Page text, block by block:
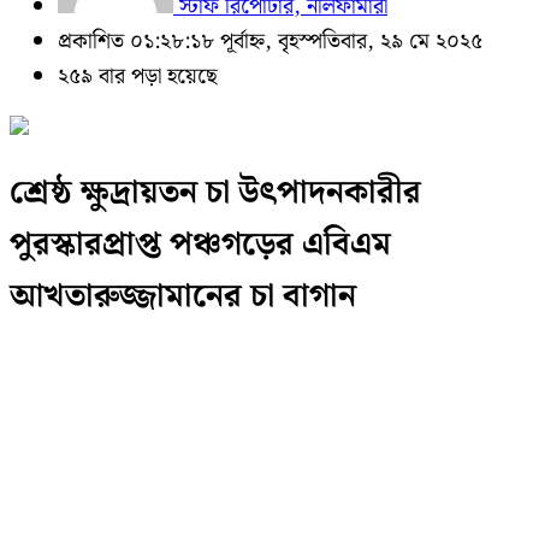
প্রকাশিত ০১:২৮:১৮ পূর্বাহ্ন, বৃহস্পতিবার, ২৯ মে ২০২৫
২৫৯ বার পড়া হয়েছে
শ্রেষ্ঠ ক্ষুদ্রায়তন চা উৎপাদনকারীর
পুরস্কারপ্রাপ্ত পঞ্চগড়ের এবিএম
আখতারুজ্জামানের চা বাগান